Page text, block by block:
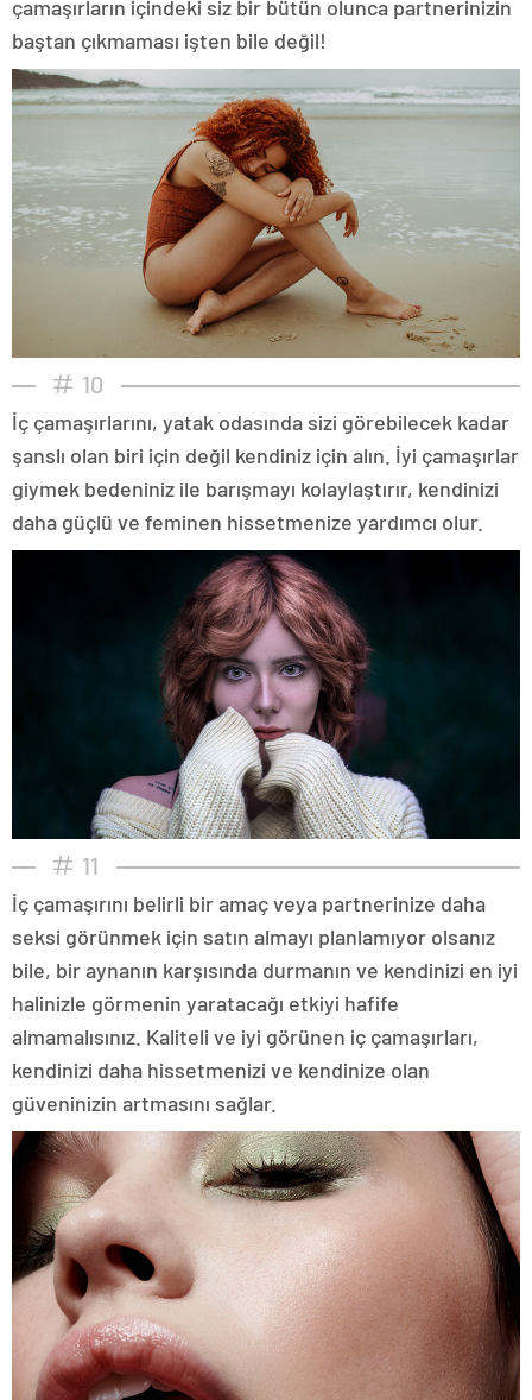
çamaşırların içindeki siz bir bütün olunca partnerinizin
baştan çıkmaması işten bile değil!
10
İç çamaşırlarını, yatak odasında sizi görebilecek kadar
şanslı olan biri için değil kendiniz için alın. İyi çamaşırlar
giymek bedeniniz ile barışmayı kolaylaştırır, kendinizi
daha güçlü ve feminen hissetmenize yardımcı olur.
11
İç çamaşırını belirli bir amaç veya partnerinize daha
seksi görünmek için satın almayı planlamıyor olsanız
bile, bir aynanın karşısında durmanın ve kendinizi en iyi
halinizle görmenin yaratacağı etkiyi hafife
almamalısınız. Kaliteli ve iyi görünen iç çamaşırları,
kendinizi daha hissetmenizi ve kendinize olan
güveninizin artmasını sağlar.